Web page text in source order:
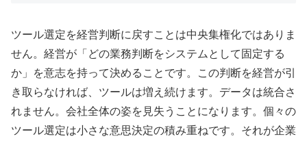
ツール選定を経営判断に戻すことは中央集権化ではありま
せん。経営が「どの業務判断をシステムとして固定する
か」を意志を持って決めることです。この判断を経営が引
き取らなければ、ツールは増え続けます。データは統合さ
れません。会社全体の姿を見失うことになります。個々の
ツール選定は小さな意思決定の積み重ねです。それが企業